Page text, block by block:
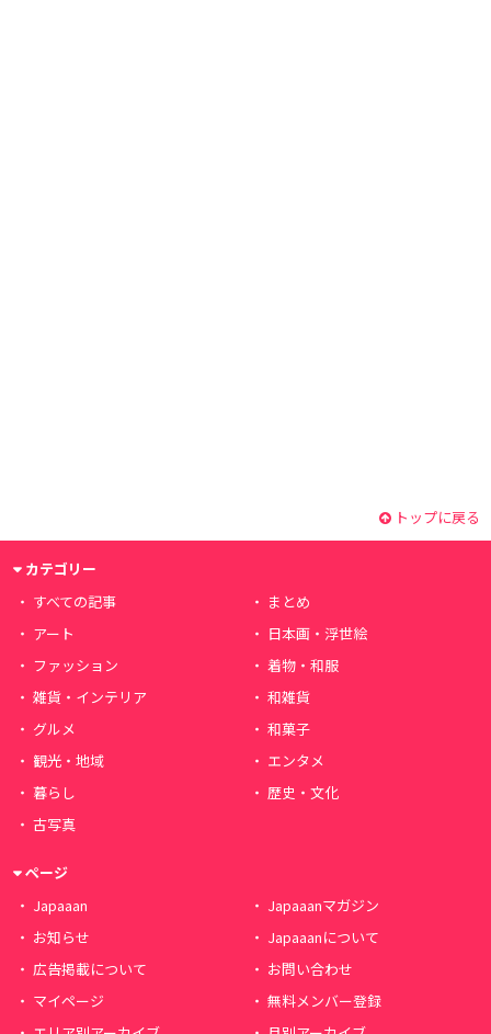
トップに戻る
カテゴリー
すべての記事
まとめ
アート
日本画・浮世絵
ファッション
着物・和服
雑貨・インテリア
和雑貨
グルメ
和菓子
観光・地域
エンタメ
暮らし
歴史・文化
古写真
ページ
Japaaan
Japaaanマガジン
お知らせ
Japaaanについて
広告掲載について
お問い合わせ
マイページ
無料メンバー登録